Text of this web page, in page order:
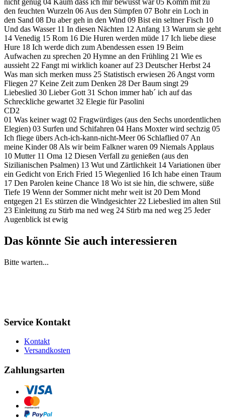
nicht genug 04 Kaum dass ich mir bewusst war 05 Komm mit zu
den feuchten Wurzeln 06 Aus den Sümpfen 07 Bohr ein Loch in
den Sand 08 Du aber geh in den Wind 09 Bist ein seltner Fisch 10
Und das Wasser 11 In diesen Nächten 12 Anfang 13 Warum sie geht
14 Venedig 15 Rom 16 Die Huren werden müde 17 Ich liebe diese
Hure 18 Ich werde dich zum Abendessen essen 19 Beim
Aufwachen zu sprechen 20 Hymne an den Frühling 21 Wie es
aussieht 22 Fangt mi wirklich koaner auf 23 Deutscher Herbst 24
Was man sich merken muss 25 Statistisch erwiesen 26 Angst vorm
Fliegen 27 Keine Zeit zum Denken 28 Der Baum singt 29
Liebeslied 30 Lieber Gott 31 Schon immer hab´ ich auf das
Schreckliche gewartet 32 Elegie für Pasolini
CD2
01 Was keiner wagt 02 Fragwürdiges (aus den Sechs unordentlichen
Elegien) 03 Surfen und Schifahren 04 Hans Moxter wird sechzig 05
Ich fliege übers Ach-ich-kann-nicht-Meer 06 Schlaflied 07 An
meine Kinder 08 Als wir beim Falkner waren 09 Niemals Applaus
10 Mutter 11 Oma 12 Diesen Verfall zu genießen (aus den
Sizilianischen Psalmen) 13 Wut und Zärtlichkeit 14 Variationen über
ein Gedicht von Erich Fried 15 Wiegenlied 16 Ich habe einen Traum
17 Den Parolen keine Chance 18 Wo ist sie hin, die schwere, süße
Tiefe 19 Wenn der Sommer nicht mehr weit ist 20 Dem Mond
entgegen 21 Es stürzen die Windgesichter 22 Liebeslied im alten Stil
23 Einleitung zu Stirb ma ned weg 24 Stirb ma ned weg 25 Jeder
Augenblick ist ewig
Das könnte Sie auch interessieren
Bitte warten...
Service Kontakt
Kontakt
Versandkosten
Zahlungsarten